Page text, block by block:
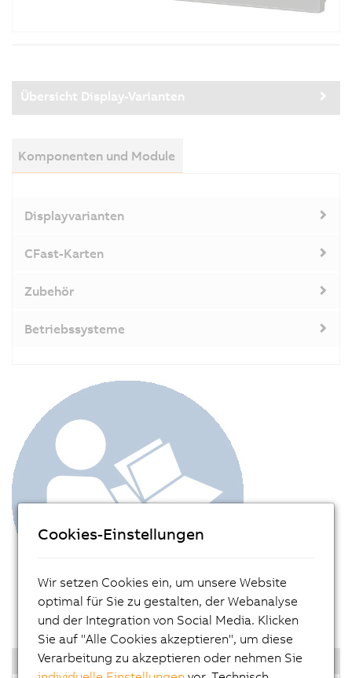
Übersicht Display-Varianten
Komponenten und Module
Displayvarianten
CFast-Karten
Zubehör
Betriebssysteme
Dokumentation
Cookies-Einstellungen
Wir setzen Cookies ein, um unsere Website
optimal für Sie zu gestalten, der Webanalyse
und der Integration von Social Media. Klicken
Sie auf "Alle Cookies akzeptieren", um diese
Verarbeitung zu akzeptieren oder nehmen Sie